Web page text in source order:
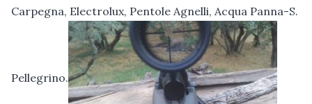
Carpegna, Electrolux, Pentole Agnelli, Acqua Panna-S.
Pellegrino.